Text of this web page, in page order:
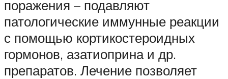
поражения – подавляют
патологические иммунные реакции
с помощью кортикостероидных
гормонов, азатиоприна и др.
препаратов. Лечение позволяет